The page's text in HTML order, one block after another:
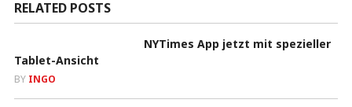
RELATED POSTS
NYTimes App jetzt mit spezieller
Tablet-Ansicht
BY INGO